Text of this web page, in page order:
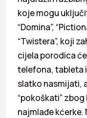
koje mogu
“Domina”,
“Twistera”, koji
cijela porodica
telefona, tableta
slatko nasmijati,
“pokoškati”
najmlađe kćerke.